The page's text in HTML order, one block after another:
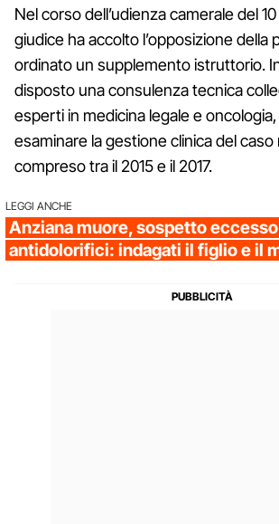
Nel corso dell’udienza camerale del
giudice ha accolto l’opposizione della
ordinato un supplemento istruttorio.
disposto una consulenza tecnica
esperti in medicina legale e
esaminare la gestione clinica del
compreso tra il 2015 e il 2017.
LEGGI ANCHE
Anziana muore, sospetto
antidolorifici: indagati il figlio e il